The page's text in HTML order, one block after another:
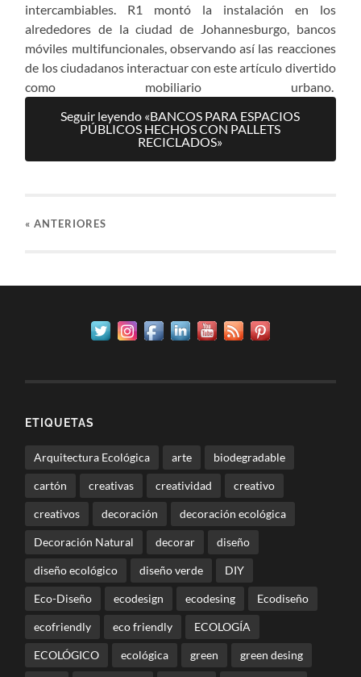
intercambiables.
R1 montó la instalación en los
alrededores de la ciudad de Johannesburgo, bancos
móviles multifuncionales, observando así las reacciones
de los ciudadanos interactuarcon esteartículo divertido
como mobiliario urbano.
Seguir leyendo «BANCOS PARA ESPACIOS
PÚBLICOS HECHOS CON PALLETS
RECICLADOS»
«ANTERIORES
ETIQUETAS
Arquitectura Ecológica arte biodegradable
cartón creativas creatividad creativo
creativos decoración decoración ecológica
Decoración Natural decorar diseño
diseño ecológico diseño verde DIY
Eco-Diseño ecodesign ecodesing Ecodiseño
ecofriendly eco friendly ECOLOGÍA
ECOLÓGICO ecológica green green desing